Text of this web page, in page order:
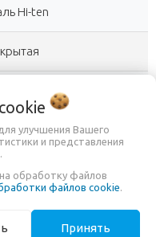
Hi-ten
- 190 см
Помочь с выбором?
cookie
улучшения Вашего
и представления
обработку файлов
файлов cookie
Принять